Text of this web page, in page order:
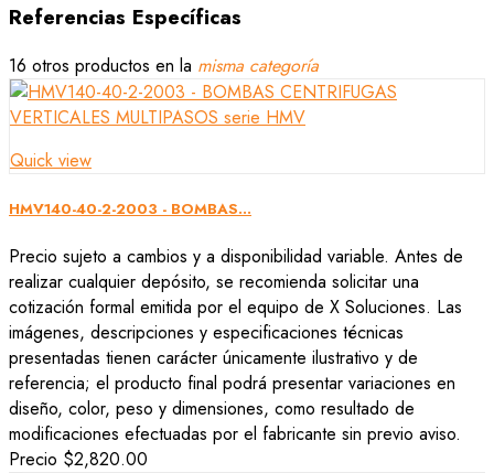
Referencias Específicas
16 otros productos en la misma categoría
Quick view
HMV140-40-2-2003 - BOMBAS...
Precio sujeto a cambios y a disponibilidad variable. Antes de
realizar cualquier depósito, se recomienda solicitar una
cotización formal emitida por el equipo de X Soluciones. Las
imágenes, descripciones y especificaciones técnicas
presentadas tienen carácter únicamente ilustrativo y de
referencia; el producto final podrá presentar variaciones en
diseño, color, peso y dimensiones, como resultado de
modificaciones efectuadas por el fabricante sin previo aviso.
Precio $2,820.00